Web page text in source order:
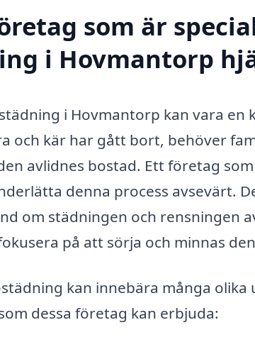
som är
i Hovmantorp
i Hovmantorp kan vara en
och kär har gått bort, behöver
avlidnes bostad. Ett företag
denna process avsevärt.
om städningen och rensningen
på att sörja och minnas
kan innebära många olika
dessa företag kan erbjuda: